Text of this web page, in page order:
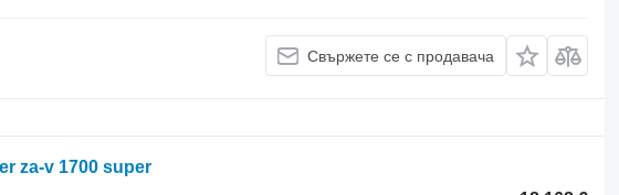
Свържете се с продавача
za-v 1700 super